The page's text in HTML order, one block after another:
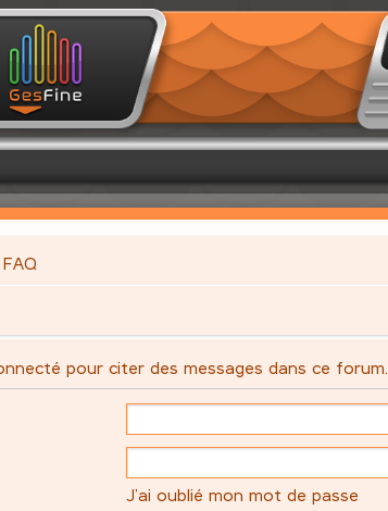
FAQ
pour citer des messages dans ce forum.
J’ai oublié mon mot de passe